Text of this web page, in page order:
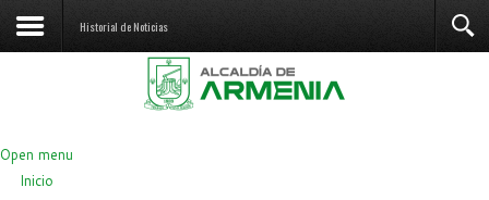
Historial de Noticias
Open menu
Inicio